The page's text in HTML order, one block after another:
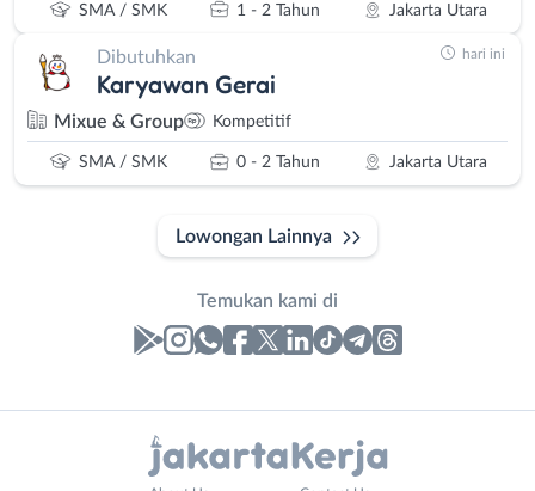
SMA / SMK 1 - 2 Tahun Jakarta Utara
Dibutuhkan
Karyawan Gerai
Mixue & Group Kompetitif
SMA / SMK 0 - 2 Tahun Jakarta Utara
hari ini
Lowongan Lainnya
Temukan kami di